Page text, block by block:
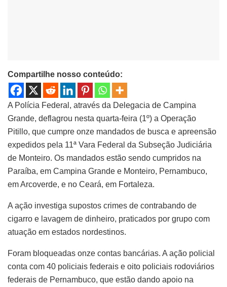
Compartilhe nosso conteúdo:
A Polícia Federal, através da Delegacia de Campina
Grande, deflagrou nesta quarta-feira (1º) a Operação
Pitillo, que cumpre onze mandados de busca e apreensão
expedidos pela 11ª Vara Federal da Subseção Judiciária
de Monteiro. Os mandados estão sendo cumpridos na
Paraíba, em Campina Grande e Monteiro, Pernambuco,
em Arcoverde, e no Ceará, em Fortaleza.
A ação investiga supostos crimes de contrabando de
cigarro e lavagem de dinheiro, praticados por grupo com
atuação em estados nordestinos.
Foram bloqueadas onze contas bancárias. A ação policial
conta com 40 policiais federais e oito policiais rodoviários
federais de Pernambuco, que estão dando apoio na